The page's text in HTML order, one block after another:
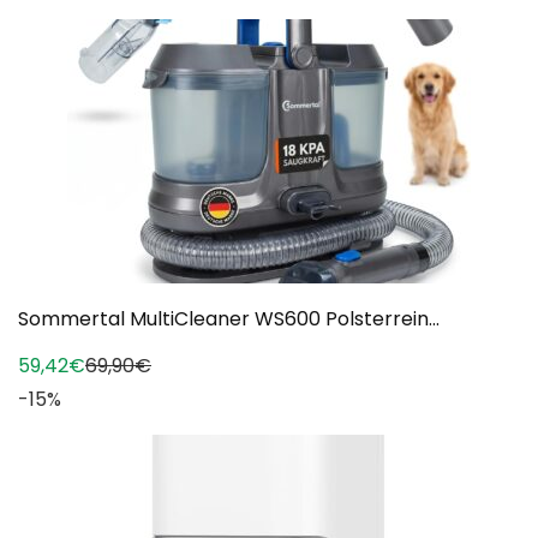
Sommertal MultiCleaner WS600 Polsterrein...
59,42€69,90€
-15%